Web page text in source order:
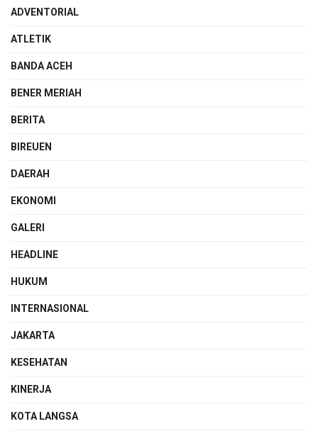
ADVENTORIAL
ATLETIK
BANDA ACEH
BENER MERIAH
BERITA
BIREUEN
DAERAH
EKONOMI
GALERI
HEADLINE
HUKUM
INTERNASIONAL
JAKARTA
KESEHATAN
KINERJA
KOTA LANGSA